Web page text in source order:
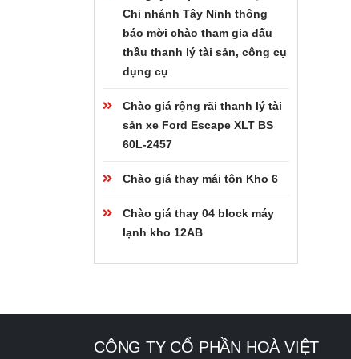
Chi nhánh Tây Ninh thông
báo mời chào tham gia đấu
thầu thanh lý tài sản, công cụ
dụng cụ
Chào giá rộng rãi thanh lý tài
sản xe Ford Escape XLT BS
60L-2457
Chào giá thay mái tôn Kho 6
Chào giá thay 04 block máy
lạnh kho 12AB
CÔNG TY CỔ PHẦN HOÀ VIỆT